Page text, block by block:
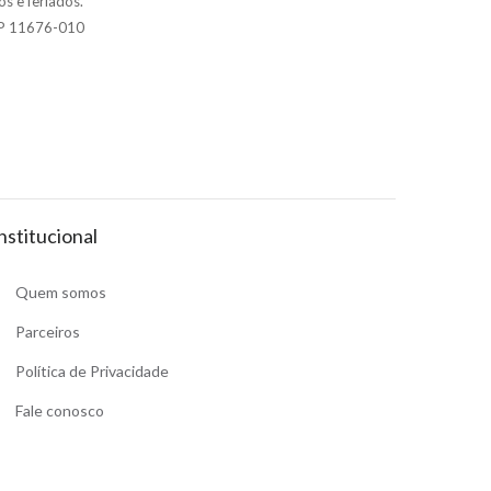
11676-010
Quem somos
Parceiros
Política de Privacidade
Fale conosco